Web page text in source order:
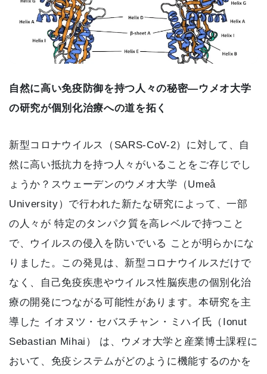
自然に高い免疫防御を持つ人々の秘密—ウメオ大学
の研究が個別化治療への道を拓く
新型コロナウイルス（SARS-CoV-2）に対して、自
然に高い抵抗力を持つ人々がいることをご存じでし
ょうか？スウェーデンのウメオ大学（Umeå
University）で行われた新たな研究によって、一部
の人々が 特定のタンパク質を高レベルで持つこと
で、ウイルスの侵入を防いでいる ことが明らかにな
りました。この発見は、新型コロナウイルスだけで
なく、自己免疫疾患やウイルス性脳疾患の個別化治
療の開発につながる可能性があります。本研究を主
導した イオヌツ・セバスチャン・ミハイ氏（Ionut
Sebastian Mihai） は、ウメオ大学と産業博士課程に
おいて、免疫システムがどのように機能するのかを